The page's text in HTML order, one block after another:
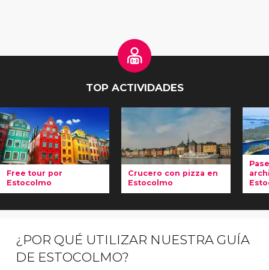
TOP ACTIVIDADES
Free tour por
Estocolmo
Suecia, este
free tour por
Crucero con pizza en
Estocolmo
Estocolmo es
¿POR QUÉ UTILIZAR NUESTRA GUÍA
DE ESTOCOLMO?